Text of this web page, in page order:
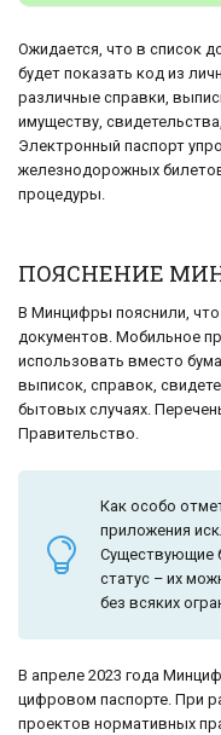
Ожидается, что в список
будет показать код из
различные справки,
имуществу,
Электронный паспорт
железнодорожных
процедуры.
ПОЯСНЕНИЕ
В Минцифры пояснили,
документов. Мобильное
использовать вместо
выписок, справок,
бытовых случаях.
Правительство.
Как особо
приложения
Существующие
статус – их
без всяких
В апреле 2023 года
цифровом паспорте. При
проектов нормативных